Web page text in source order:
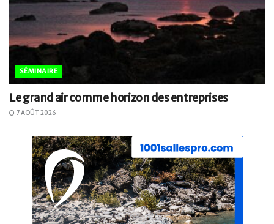
SÉMINAIRE
Le grand air comme horizon des entreprises
7 AOÛT 2026